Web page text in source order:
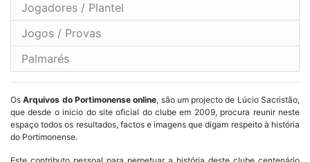
Jogadores / Plantel
Jogos / Provas
Palmarés
OsArquivos do Portimonense online, são um projecto de Lúcio Sacristão,
que desde o inicio do site oficial do clube em 2009, procura reunir neste
espaço todos os resultados, factos e imagens que digam respeito à história
do Portimonense.